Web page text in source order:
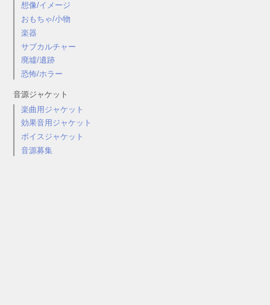
想像/イメージ
おもちゃ/小物
楽器
サブカルチャー
廃墟/遺跡
恐怖/ホラー
音源ジャケット
楽曲用ジャケット
効果音用ジャケット
ボイスジャケット
音源募集